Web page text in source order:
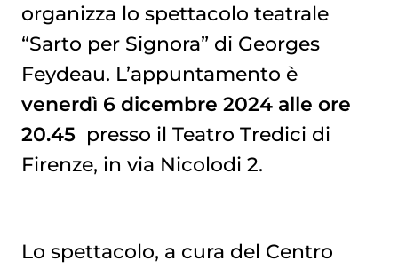
organizza lo spettacolo teatrale
“Sarto per Signora” di Georges
Feydeau. L’appuntamento è
venerdì 6 dicembre 2024 alle ore
20.45 presso il Teatro Tredici di
Firenze, in via Nicolodi 2.
Lo spettacolo, a cura del Centro